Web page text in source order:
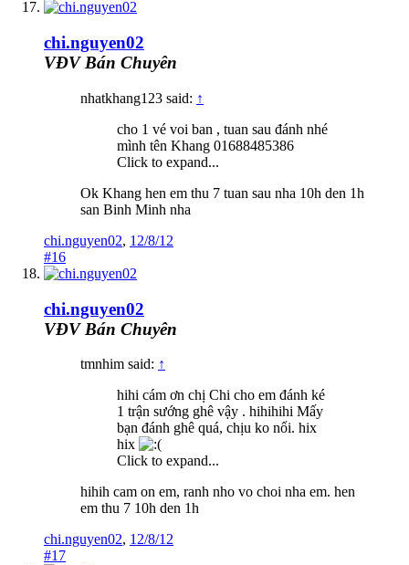
chi.nguyen02
VĐV Bán Chuyên
nhatkhang123 said: ↑
cho 1 vé voi ban , tuan sau đánh nhé
mình tên Khang 01688485386
Click to expand...
Ok Khang hen em thu 7 tuan sau nha 10h den 1h
san Binh Minh nha
chi.nguyen02, 12/8/12
#16
chi.nguyen02
VĐV Bán Chuyên
tmnhim said: ↑
hihi cám ơn chị Chi cho em đánh ké
1 trận sướng ghê vậy . hihihihi Mấy
bạn đánh ghê quá, chịu ko nổi. hix
hix
Click to expand...
hihih cam on em, ranh nho vo choi nha em. hen
em thu 7 10h den 1h
chi.nguyen02, 12/8/12
#17